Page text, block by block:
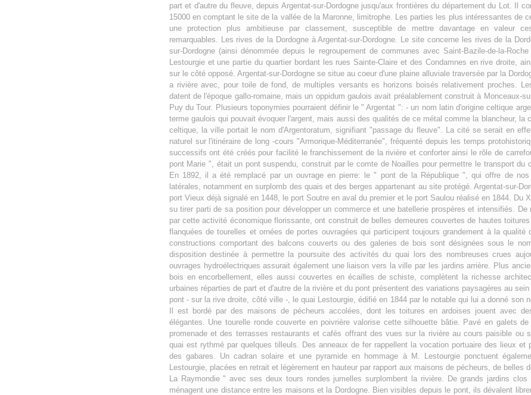
part et d'autre du fleuve, depuis Argentat-sur-Dordogne jusqu'aux frontières du département du Lot. Il
15000 en comptant le site de la vallée de la Maronne, limitrophe. Les parties les plus intéressantes de
une protection plus ambitieuse par classement, susceptible de mettre davantage en valeur
remarquables. Les rives de la Dordogne à Argentat-sur-Dordogne. Le site concerne les rives de la
sur-Dordogne (ainsi dénommée depuis le regroupement de communes avec Saint-Bazile-de-la-
Lestourgie et une partie du quartier bordant les rues Sainte-Claire et des Condamnes en rive droite,
sur le côté opposé. Argentat-sur-Dordogne se situe au coeur d'une plaine alluviale traversée par la
a rivière avec, pour toile de fond, de multiples versants es horizons boisés relativement proches.
datent de l'époque gallo-romaine, mais un oppidum gaulois avait préalablement construit à Monceaux-
Puy du Tour. Plusieurs toponymies pourraient définir le " Argentat ": - un nom latin d'origine celtique
terme gaulois qui pouvait évoquer l'argent, mais aussi des qualités de ce métal comme la blancheur, la
celtique, la ville portait le nom d'Argentoratum, signifiant "passage du fleuve". La cité se serait en
naturel sur l'itinéraire de long -cours "Armorique-Méditerranée", fréquenté depuis les temps
successifs ont été créés pour facilité le franchissement de la rivière et conforter ainsi le rôle de
pont Marie ", était un pont suspendu, construit par le comte de Noailles pour permettre le transport du
En 1892, il a été remplacé par un ouvrage en pierre: le " pont de la République ", qui offre de nos
latérales, notamment en surplomb des quais et des berges appartenant au site protégé. Argentat-sur-
port Vieux déjà signalé en 1448, le port Soutre en aval du premier et le port Saulou réalisé en 1844. Du
su tirer parti de sa position pour développer un commerce et une batellerie prospères et intensifiés. De
par cette activité économique florissante, ont construit de belles demeures couvertes de hautes
flanquées de tourelles et ornées de portes ouvragées qui participent toujours grandement à la qualité
constructions comportant des balcons couverts ou des galeries de bois sont désignées sous le
disposition destinée à permettre la poursuite des activités du quai lors des nombreuses crues
ouvrages hydroélectriques assurait également une liaison vers la ville par les jardins arrière. Plus
bois en encorbellement, elles aussi couvertes en écailles de schiste, complètent la richesse
urbaines réparties de part et d'autre de la rivière et du pont présentent des variations paysagères au
pont - sur la rive droite, côté ville -, le quai Lestourgie, édifié en 1844 par le notable qui lui a donné son
Il est bordé par des maisons de pécheurs accolées, dont les toitures en ardoises jouent avec
élégantes. Une tourelle ronde couverte en poivrière valorise cette silhouette bâtie. Pavé en galets
promenade et des terrasses restaurants et cafés offrant des vues sur la rivière au cours paisible ou
quai est rythmé par quelques tilleuls. Des anneaux de fer rappellent la vocation portuaire des lieux et
des gabares. Un cadran solaire et une pyramide en hommage à M. Lestourgie ponctuent
Lestourgie, placées en retrait et légèrement en hauteur par rapport aux maisons de pécheurs, de belles
La Raymondie " avec ses deux tours rondes jumelles surplombent la rivière. De grands jardins
ménagent une distance entre les maisons et la Dordogne. Bien visibles depuis le pont, ils dévalent